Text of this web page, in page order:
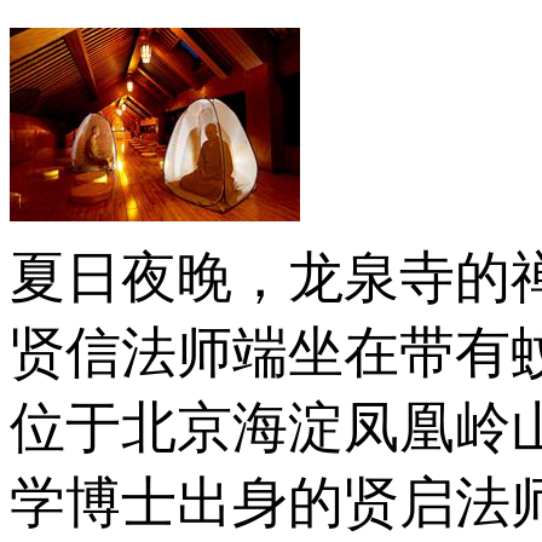
夏日夜晚，龙泉寺的
贤信法师端坐在带有
位于北京海淀凤凰岭
学博士出身的贤启法